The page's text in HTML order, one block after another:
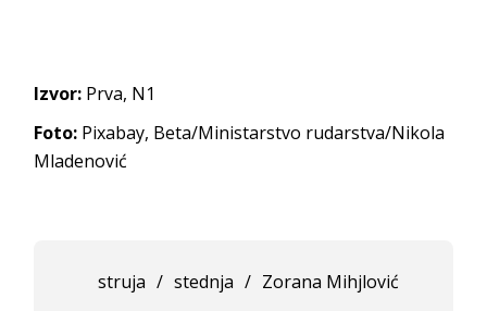
Izvor: Prva, N1
Foto: Pixabay, Beta/Ministarstvo rudarstva/Nikola
Mladenović
struja / stednja / Zorana Mihjlović